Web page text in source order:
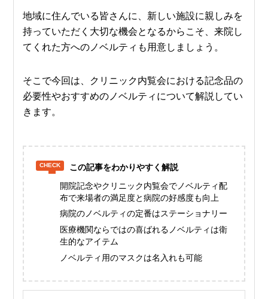
地域に住んでいる皆さんに、新しい施設に親しみを
持っていただく大切な機会となるからこそ、来院し
てくれた方へのノベルティも用意しましょう。
そこで今回は、クリニック内覧会における記念品の
必要性やおすすめのノベルティについて解説してい
きます。
この記事をわかりやすく解説
開院記念やクリニック内覧会でノベルティ配
布で来場者の満足度と病院の好感度も向上
病院のノベルティの定番はステーショナリー
医療機関ならではの喜ばれるノベルティは衛
生的なアイテム
ノベルティ用のマスクは名入れも可能